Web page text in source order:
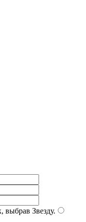
выбрав Звезду.